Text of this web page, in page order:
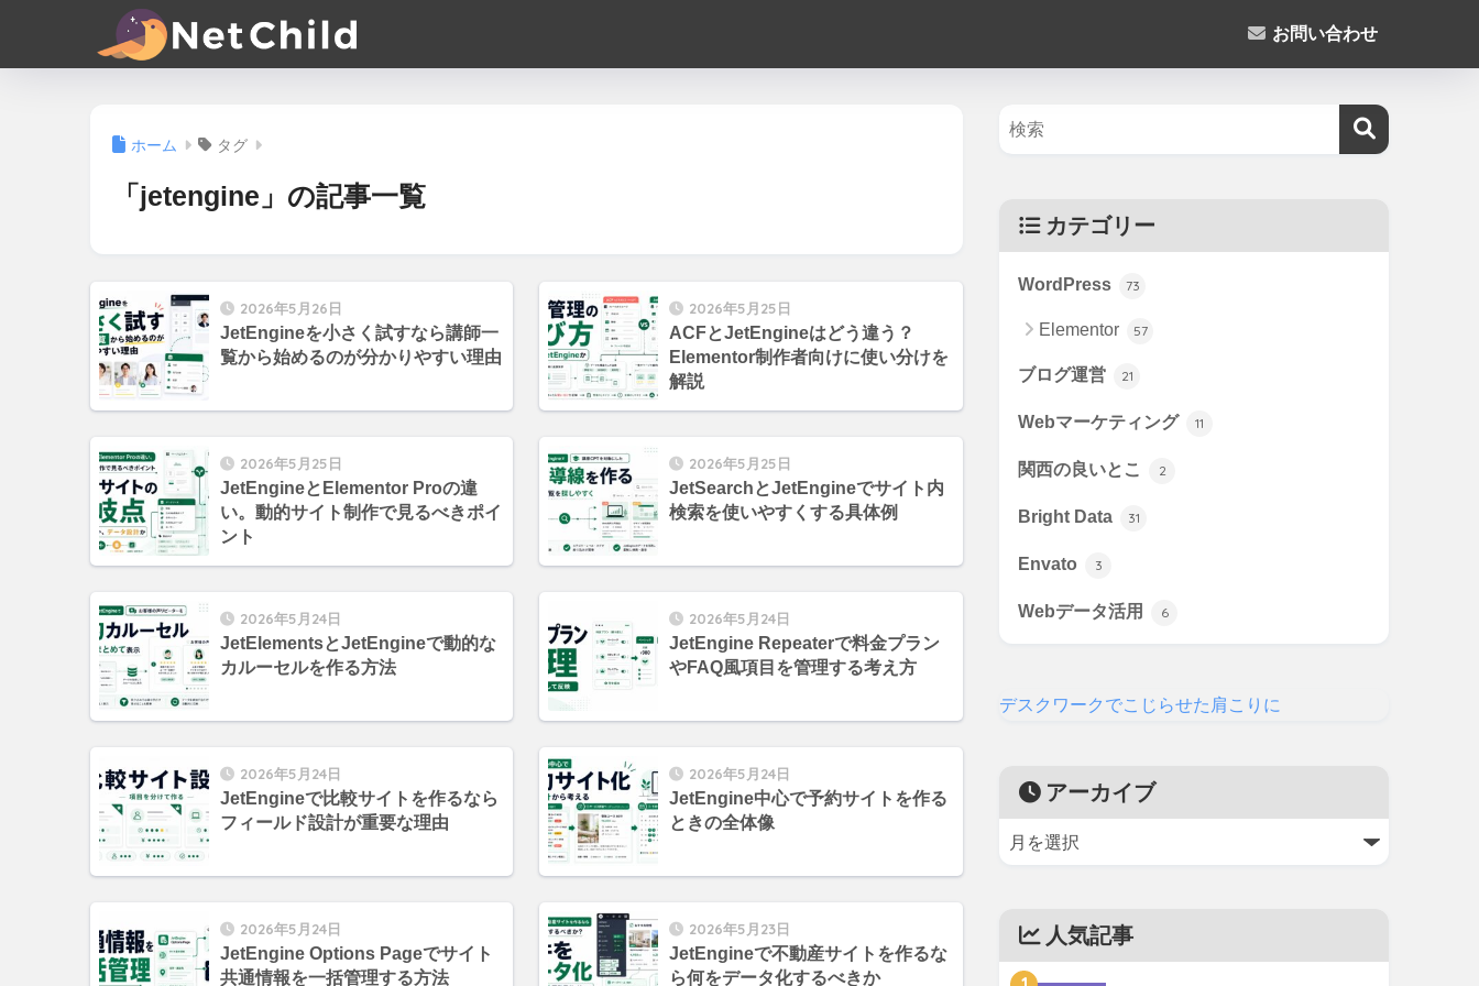
お問い合わせ
ホーム タグ
「jetengine」の記事一覧
2026年5月26日
JetEngineを小さく試すなら講師一
覧から始めるのが分かりやすい理由
2026年5月25日
ACFとJetEngineはどう違う？
Elementor制作者向けに使い分けを
解説
2026年5月25日
JetEngineとElementor Proの違
い。動的サイト制作で見るべきポイ
ント
2026年5月25日
JetSearchとJetEngineでサイト内
検索を使いやすくする具体例
2026年5月24日
JetElementsとJetEngineで動的な
カルーセルを作る方法
2026年5月24日
JetEngine Repeaterで料金プラン
やFAQ風項目を管理する考え方
2026年5月24日
JetEngineで比較サイトを作るなら
フィールド設計が重要な理由
2026年5月24日
JetEngine中心で予約サイトを作る
ときの全体像
2026年5月24日
JetEngine Options Pageでサイト
共通情報を一括管理する方法
2026年5月23日
JetEngineで不動産サイトを作るな
ら何をデータ化するべきか
カテゴリー
WordPress 73
Elementor 57
ブログ運営 21
Webマーケティング 11
関西の良いとこ 2
Bright Data 31
Envato 3
Webデータ活用 6
デスクワークでこじらせた肩こりに
アーカイブ
人気記事